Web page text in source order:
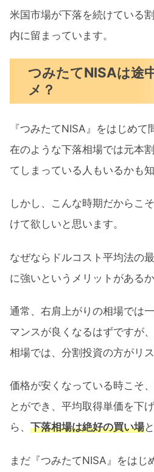
米国市場が下落を続けている
内に留まっています。
つみたてNISAは途
メ？
『つみたてNISA』をはじめ
在のような下落相場では元本
てしまっている人もいるかも知
しかし、こんな時期だからこ
けて欲しいと思います。
なぜならドルコスト平均法の
に強いというメリットがあるか
通常、右肩上がりの相場では
マンスが良くなるはずですが
相場では、分割投資の方がリ
価格が安くなっている時こそ
とができ、平均取得単価を下
ら、 下落相場は絶好の買い場
まだ『つみたてNISA』をはじ